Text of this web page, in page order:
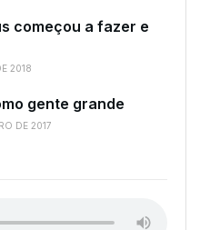
começou a fazer e
2018
gente grande
DE 2017